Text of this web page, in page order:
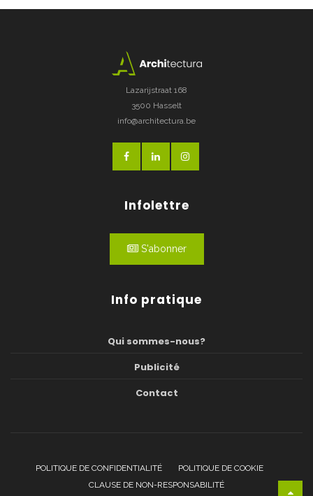
Lazarijstraat 168
3500 Hasselt
info@architectura.be
Infolettre
S'abonner
Info pratique
Qui sommes-nous?
Publicité
Contact
POLITIQUE DE CONFIDENTIALITÉ
POLITIQUE DE COOKIE
CLAUSE DE NON-RESPONSABILITÉ